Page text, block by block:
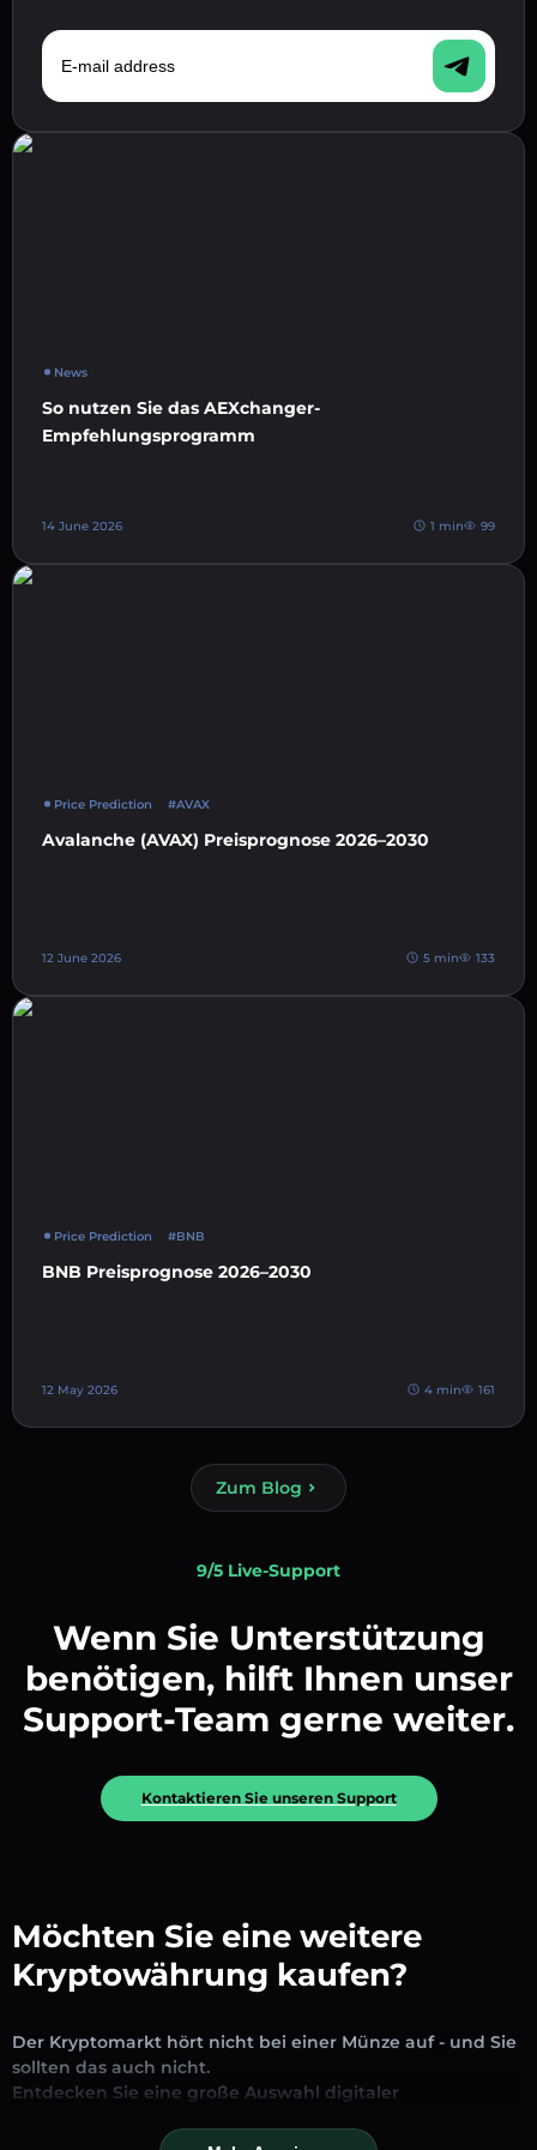
E-mail address
News
So nutzen Sie das AEXchanger-
Empfehlungsprogramm
14 June 2026 1 min 99
Price Prediction #AVAX
Avalanche (AVAX) Preisprognose 2026–2030
12 June 2026 5 min 133
Price Prediction #BNB
BNB Preisprognose 2026–2030
12 May 2026 4 min 161
Zum Blog
9/5 Live-Support
Wenn Sie Unterstützung
benötigen, hilft Ihnen unser
Support-Team gerne weiter.
Kontaktieren Sie unseren Support
Möchten Sie eine weitere
Kryptowährung kaufen?
Der Kryptomarkt hört nicht bei einer Münze auf - und Sie
sollten das auch nicht.
Entdecken Sie eine große Auswahl digitaler
Austausch und Handel verfügbar sind. Ob etablierte